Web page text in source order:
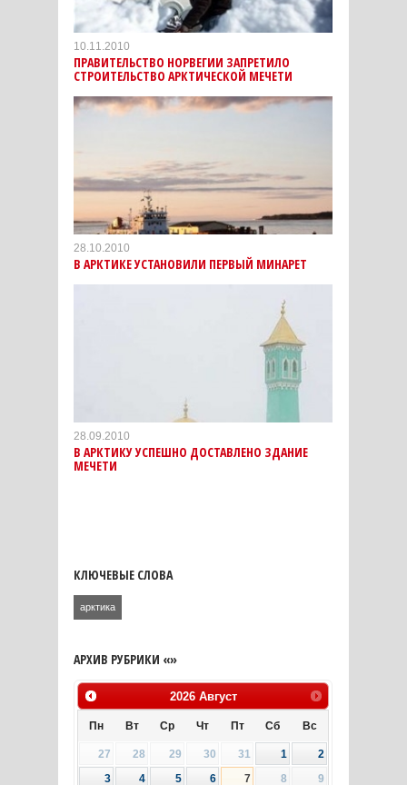
10.11.2010
ПРАВИТЕЛЬСТВО НОРВЕГИИ ЗАПРЕТИЛО
СТРОИТЕЛЬСТВО АРКТИЧЕСКОЙ МЕЧЕТИ
28.10.2010
В АРКТИКЕ УСТАНОВИЛИ ПЕРВЫЙ МИНАРЕТ
28.09.2010
В АРКТИКУ УСПЕШНО ДОСТАВЛЕНО ЗДАНИЕ
МЕЧЕТИ
КЛЮЧЕВЫЕ СЛОВА
арктика
АРХИВ РУБРИКИ «»
2026 Август
Пн Вт Ср Чт Пт Сб Вс
27 28 29 30 31 1
2
3
4 5 6 7 8
9